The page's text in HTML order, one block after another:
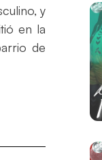
y
en la
de